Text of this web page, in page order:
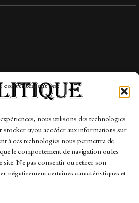
consentement aux
nous utilisons des technologies
stocker et/ou accéder aux informations sur
à ces technologies nous permettra de
le comportement de navigation ou les
site. Ne pas consentir ou retirer son
négativement certaines caractéristiques et